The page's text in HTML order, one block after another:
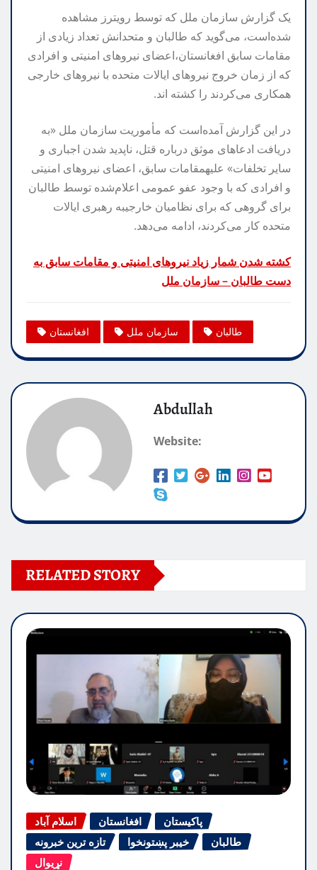
یک گزارش سازمان ملل که توسط رویترز مشاهده
شده‌است، می‌گوید که طالبان و متحدانش تعداد زیادی از
مقامات سابق افغانستان،اعضای نیروهای امنیتی و افرادی
که از زمان خروج نیروهای ایالات متحده با نیروهای خارجی
همکاری می‌کردند را کشته اند.
در این گزارش آمده‌است که مأموریت سازمان ملل «به
دریافت ادعاهای موثق درباره قتل، ناپدید شدن اجباری و
سایر تخلفات» علیهمقامات سابق، اعضای نیروهای امنیتی
و افرادی که با وجود عفو عمومی اعلام‌شده توسط طالبان
برای گروهی که برای نظامیان خارجیبه رهبری ایالات
متحده کار می‌کردند، ادامه می‌دهد.
کشته شدن شمار زیاد نیروهای امنیتی و مقامات سابق به
دست طالبان – سازمان ملل
افغانستان سازمان ملل طالبان
Abdullah
Website:
RELATED STORY
اسلام آباد افغانستان
پاکیستان
تازه ترین خبرونه
خیبر پښتونخوا
طالبان
نړیوال